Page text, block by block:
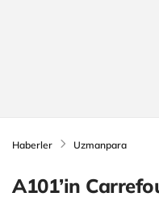
Haberler Uzmanpara
A101’in